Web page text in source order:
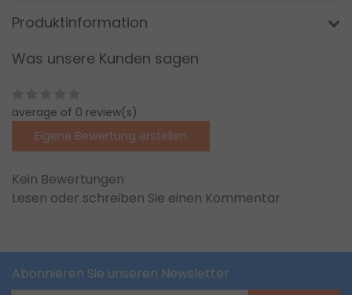
Produktinformation
Was unsere Kunden sagen
average of 0 review(s)
Eigene Bewertung erstellen
Kein Bewertungen
Lesen oder schreiben Sie einen Kommentar
Abonnieren Sie unseren Newsletter